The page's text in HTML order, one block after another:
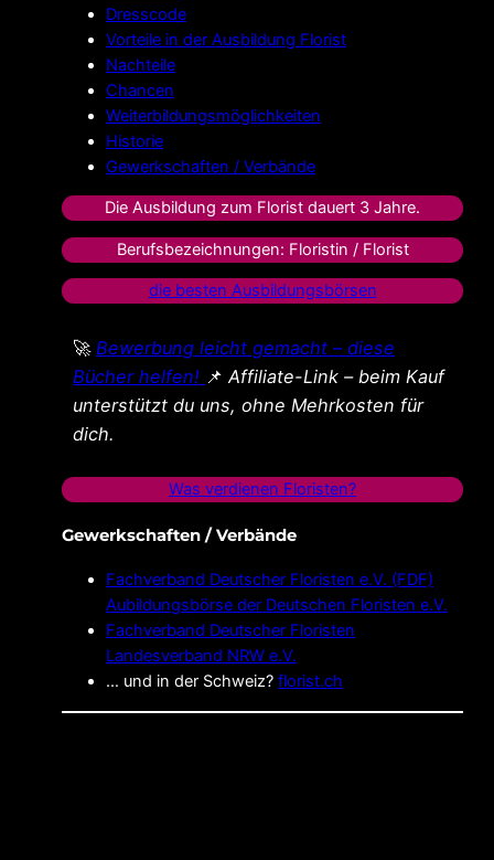
Dresscode
Vorteile in der Ausbildung Florist
Nachteile
Chancen
Weiterbildungsmöglichkeiten
Historie
Gewerkschaften / Verbände
Die Ausbildung zum Florist dauert 3 Jahre.
Berufsbezeichnungen: Floristin / Florist
die besten Ausbildungsbörsen
🚀 Bewerbung leicht gemacht – diese
Bücher helfen! 📌 Affiliate-Link – beim Kauf
unterstützt du uns, ohne Mehrkosten für
dich.
Was verdienen Floristen?
Gewerkschaften / Verbände
Fachverband Deutscher Floristen e.V. (FDF)
Aubildungsbörse der Deutschen Floristen e.V.
Fachverband Deutscher Floristen
Landesverband NRW e.V.
… und in der Schweiz? florist.ch